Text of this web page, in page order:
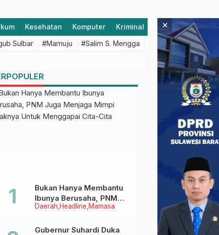
Kesehatan Komputer Kriminal Lifestyle
Sulbar #Mamuju #Salim S. Mengga #featured #Polda
Daerah Headline Mamasa
Bukan Hanya Membantu
Ibunya Berusaha, PNM
Juga Menjaga Mimpi
Menggapai Cita-Cita
Gubernur Suhardi Duka
×